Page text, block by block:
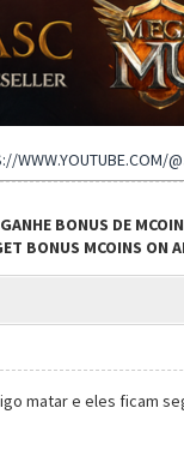
WWW.YOUTUBE.COM/
BONUS DE
BONUS MCOINS ON
matar e eles ficam